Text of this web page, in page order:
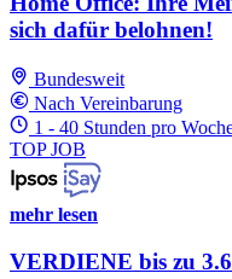
sich dafür belohnen!
Bundesweit
Nach Vereinbarung
1 - 40 Stunden pro
TOP JOB
mehr lesen
VERDIENE bis zu